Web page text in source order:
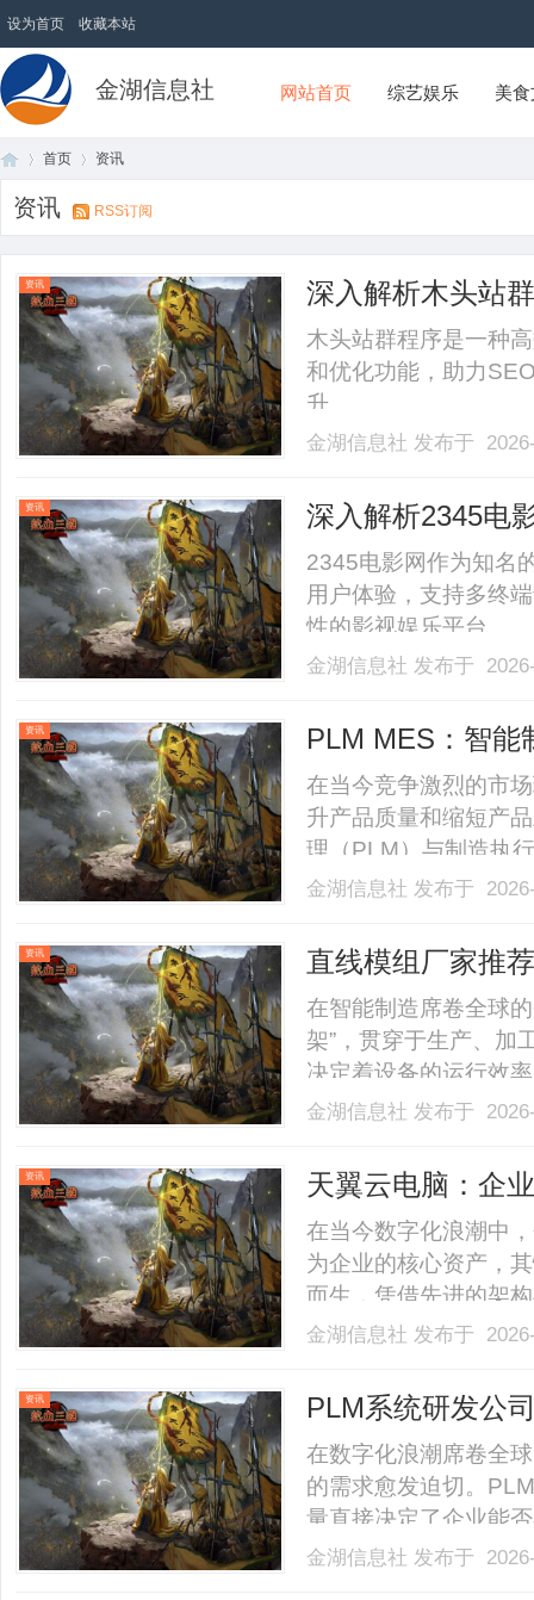
设为首页 收藏本站
金湖信息社 网站首页 综艺娱乐 美
首页 资讯
资讯 RSS订阅
资讯 深入解析木头站
木头站群程序是一种
和优化功能，助力
升。......
金湖信息社 发布于
资讯 深入解析2345电
2345电影网作为知名
用户体验，支持多终
性的影视娱乐平台。
金湖信息社 发布于
资讯 PLM MES：智能
在当今竞争激烈的市
升产品质量和缩短产
理（PLM）与制造执
PLMMES的结合，能
转型过程中稳步前行
金湖信息社 发布于
资讯
直线模组厂家推
的标杆力量
在智能制造席卷全球
架”，贯穿于生产、加
决定着设备的运行效
微米级组装，到重型
有着截然不同的需求
金湖信息社 发布于
资讯 天翼云电脑：企
在当今数字化浪潮中
为企业的核心资产，
而生，凭借先进的架
企业级加密机制方面
是天翼云电脑保障数
数.........
金湖信息社 发布于
资讯 PLM系统研发公
在数字化浪潮席卷全
的需求愈发迫切。
量直接决定了企业能
研发公司凭借深厚的
金湖信息社 发布于